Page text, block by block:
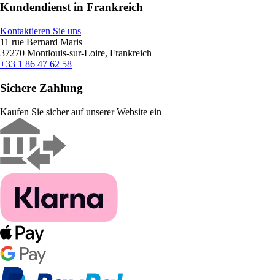
Kundendienst in Frankreich
Kontaktieren Sie uns
11 rue Bernard Maris
37270 Montlouis-sur-Loire, Frankreich
+33 1 86 47 62 58
Sichere Zahlung
Kaufen Sie sicher auf unserer Website ein